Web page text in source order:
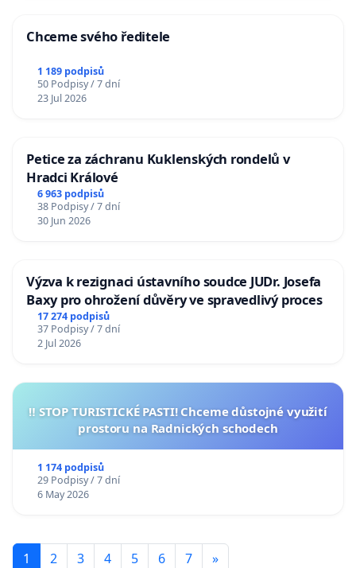
Chceme svého ředitele
1 189 podpisů
50 Podpisy / 7 dní
23 Jul 2026
Petice za záchranu Kuklenských rondelů v
Hradci Králové
6 963 podpisů
38 Podpisy / 7 dní
30 Jun 2026
Výzva k rezignaci ústavního soudce JUDr. Josefa
Baxy pro ohrožení důvěry ve spravedlivý proces
17 274 podpisů
37 Podpisy / 7 dní
2 Jul 2026
‼️ STOP TURISTICKÉ PASTI! Chceme důstojné využití
prostoru na Radnických schodech
1 174 podpisů
29 Podpisy / 7 dní
6 May 2026
1 2 3 4 5 6 7 »